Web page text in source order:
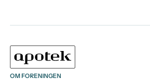
OM FORENINGEN